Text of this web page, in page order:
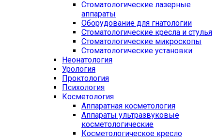
Стоматологические лазерные
аппараты
Оборудование для гнатологии
Стоматологические кресла и стулья
Стоматологические микроскопы
Стоматологические установки
Неонатология
Урология
Проктология
Психология
Косметология
Аппаратная косметология
Аппараты ультразвуковые
косметологические
Косметологическое кресло